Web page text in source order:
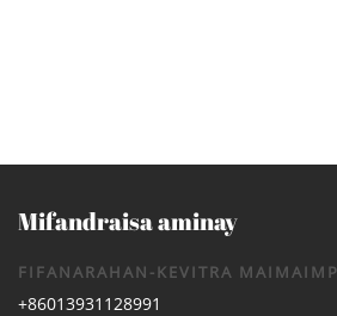
Mifandraisa aminay
FIFANARAHAN-KEVITRA
+86013931128991